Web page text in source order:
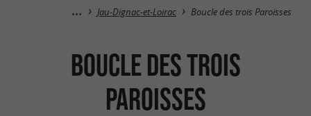
Jau-Dignac-et-Loirac Boucle des trois Paroisses
Boucle des trois
Paroisses